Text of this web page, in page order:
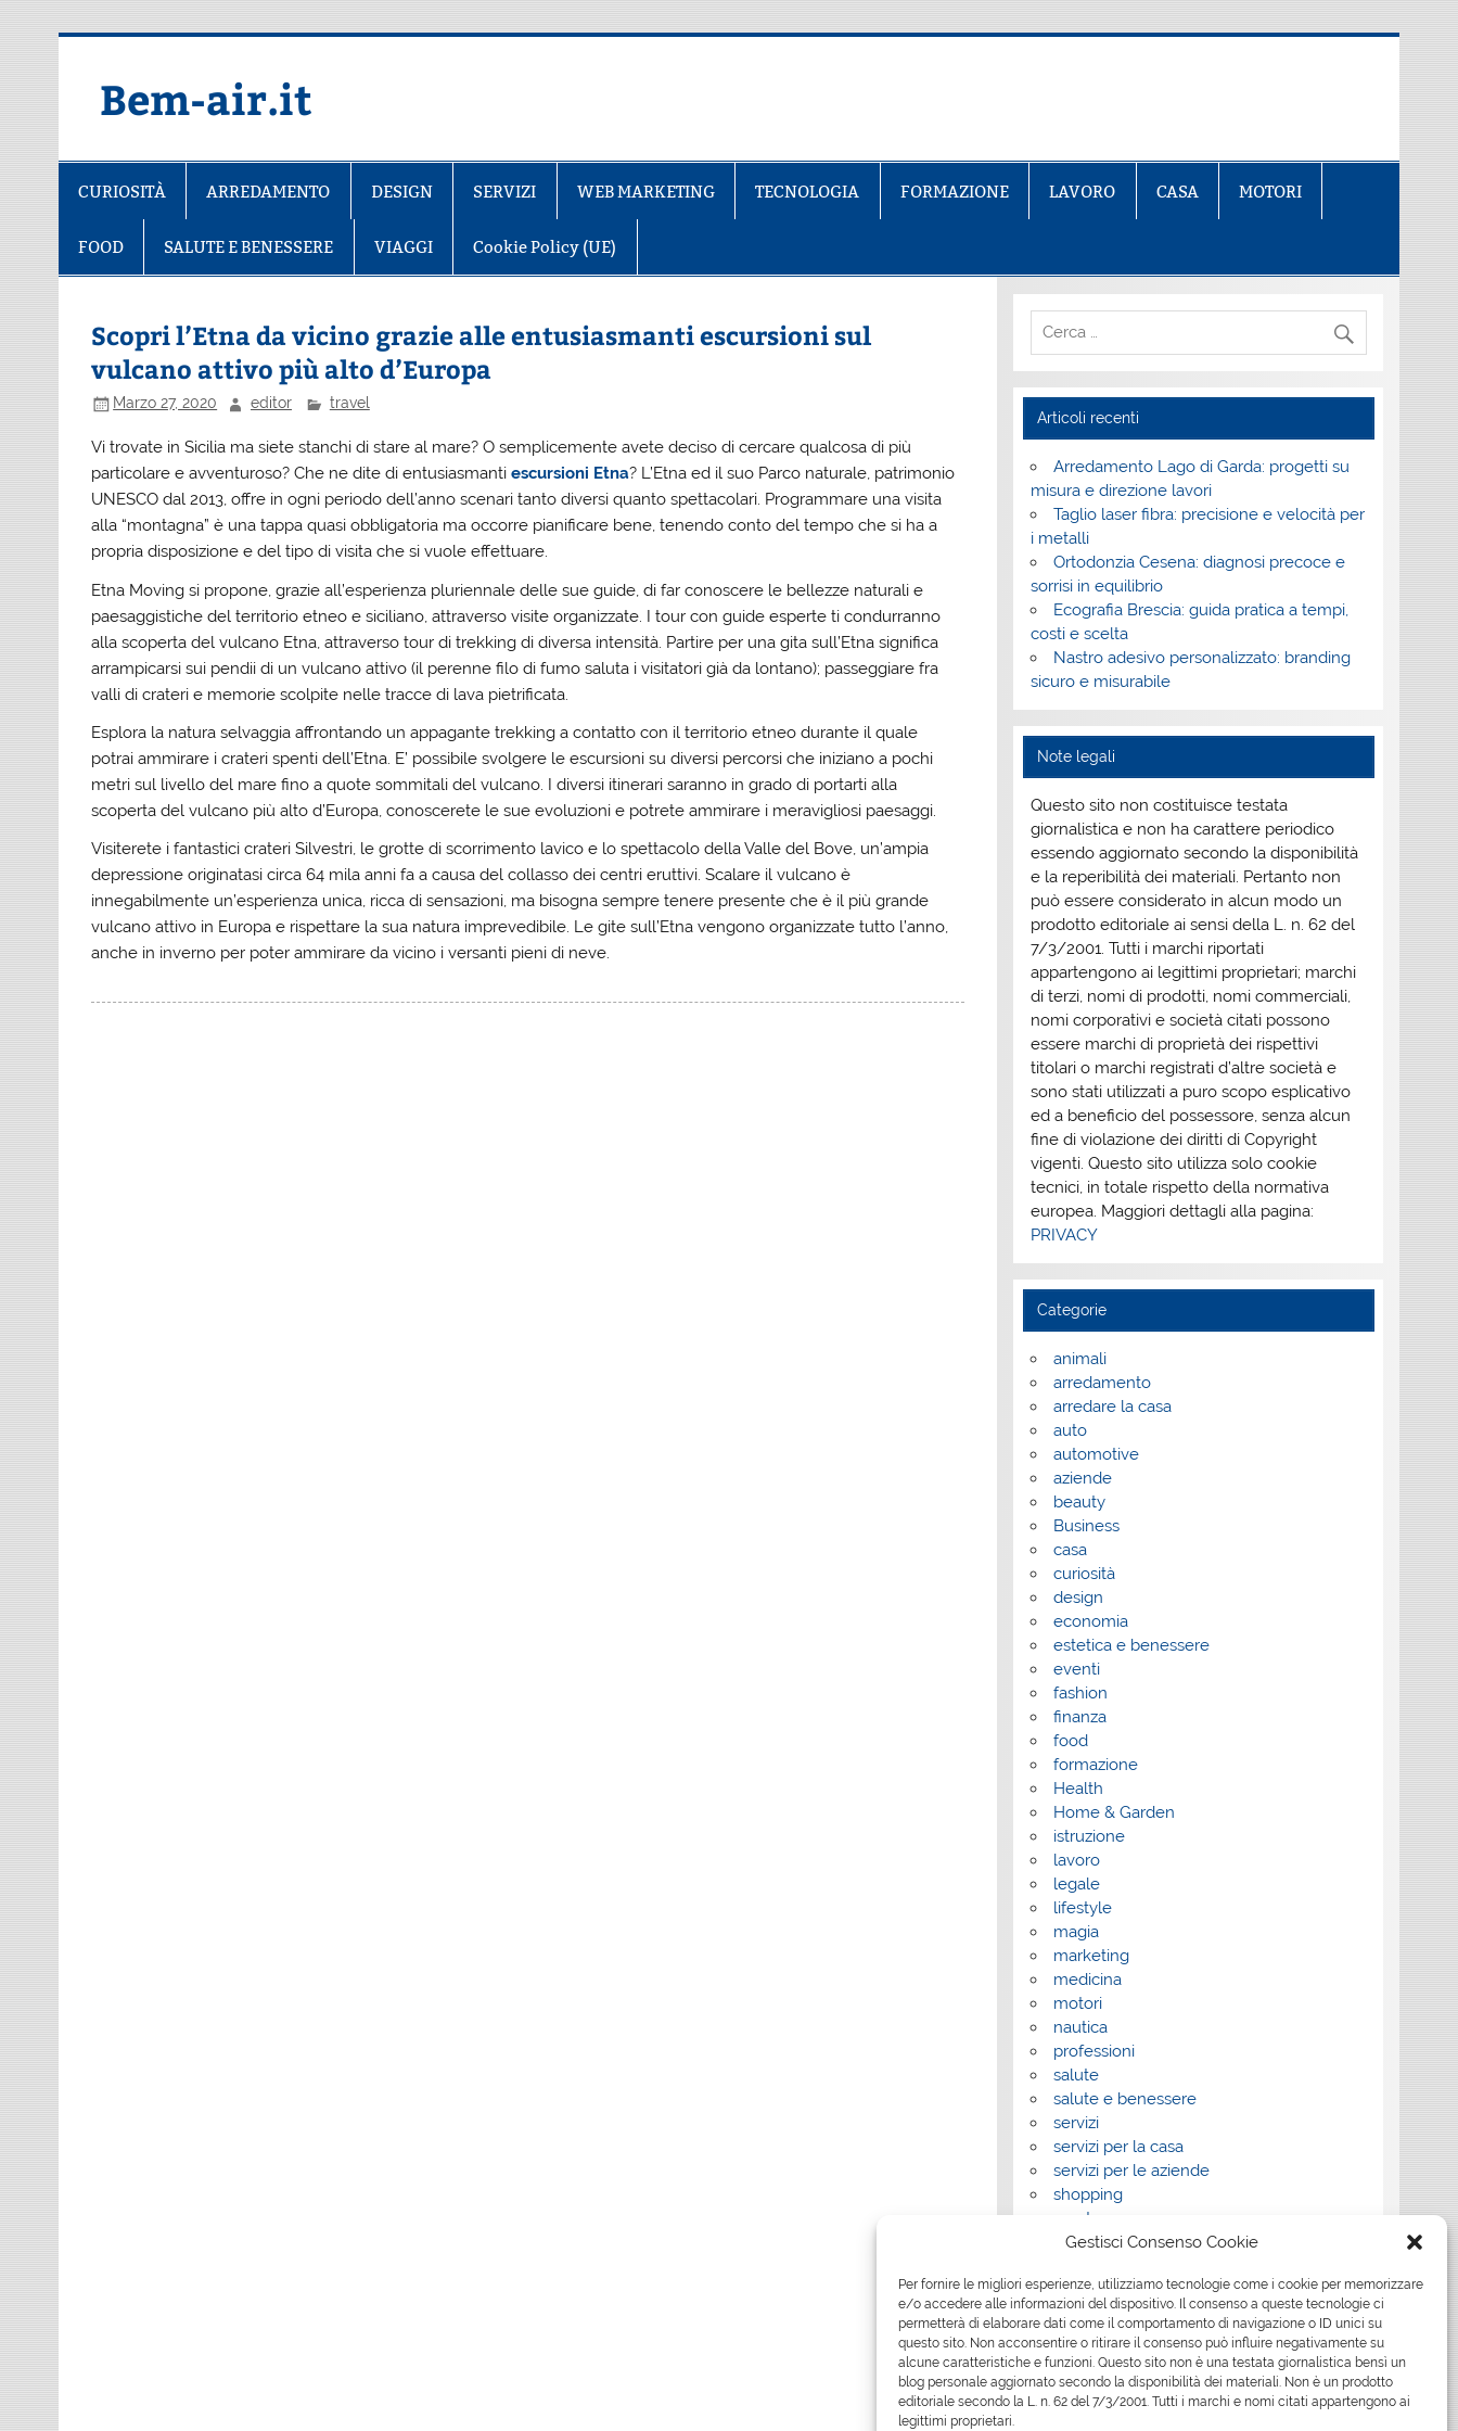
Gestisci Consenso Cookie
Per fornire le migliori esperienze, utilizziamo tecnologie come i cookie per memorizzare
e/o accedere alle informazioni del dispositivo. Il consenso a queste tecnologie ci
permetterà di elaborare dati come il comportamento di navigazione o ID unici su
questo sito. Non acconsentire o ritirare il consenso può influire negativamente su
alcune caratteristiche e funzioni. Questo sito non è una testata giornalistica bensì un
blog personale aggiornato secondo la disponibilità dei materiali. Non è un prodotto
editoriale secondo la L. n. 62 del 7/3/2001. Tutti i marchi e nomi citati appartengono ai
legittimi proprietari.
Bem-air.it
CURIOSITÀ ARREDAMENTO DESIGN SERVIZI WEB MARKETING TECNOLOGIA FORMAZIONE LAVORO CASA MOTORI
FOOD SALUTE E BENESSERE VIAGGI Cookie Policy (UE)
Scopri l’Etna da vicino grazie alle entusiasmanti escursioni sul
vulcano attivo più alto d’Europa
Marzo 27, 2020 editor travel
Vi trovate in Sicilia ma siete stanchi di stare al mare? O semplicemente avete deciso di cercare qualcosa di più
particolare e avventuroso? Che ne dite di entusiasmantiescursioni Etna? L’Etna ed il suo Parco naturale, patrimonio
UNESCO dal 2013, offre in ogni periodo dell’anno scenari tanto diversi quanto spettacolari. Programmare una visita
alla “montagna” è una tappa quasi obbligatoria ma occorre pianificare bene, tenendo conto del tempo che si ha a
propria disposizione e del tipo di visita che si vuole effettuare.
Etna Moving si propone, grazie all’esperienza pluriennale delle sue guide, di far conoscere le bellezze naturali e
paesaggistiche del territorio etneo e siciliano, attraverso visite organizzate. I tour con guide esperte ti condurranno
alla scoperta del vulcano Etna, attraverso tour di trekking di diversa intensità. Partire per una gita sull’Etna significa
arrampicarsi sui pendii di un vulcano attivo (il perenne filo di fumo saluta i visitatori già da lontano); passeggiare fra
valli di crateri e memorie scolpite nelle tracce di lava pietrificata.
Esplora la natura selvaggia affrontando un appagante trekking a contatto con il territorio etneo durante il quale
potrai ammirare i crateri spenti dell’Etna. E’ possibile svolgere le escursioni su diversi percorsi che iniziano a pochi
metri sul livello del mare fino a quote sommitali del vulcano. I diversi itinerari saranno in grado di portarti alla
scoperta del vulcano più alto d’Europa, conoscerete le sue evoluzioni e potrete ammirare i meravigliosi paesaggi.
Visiterete i fantastici crateri Silvestri, le grotte di scorrimento lavico e lo spettacolo della Valle del Bove, un’ampia
depressione originatasi circa 64 mila anni fa a causa del collasso dei centri eruttivi. Scalare il vulcano è
innegabilmente un’esperienza unica, ricca di sensazioni, ma bisogna sempre tenere presente che è il più grande
vulcano attivo in Europa e rispettare la sua natura imprevedibile. Le gite sull’Etna vengono organizzate tutto l’anno,
anche in inverno per poter ammirare da vicino i versanti pieni di neve.
Articoli recenti
Arredamento Lago di Garda: progetti su
misura e direzione lavori
Taglio laser fibra: precisione e velocità per
i metalli
Ortodonzia Cesena: diagnosi precoce e
sorrisi in equilibrio
Ecografia Brescia: guida pratica a tempi,
costi e scelta
Nastro adesivo personalizzato: branding
sicuro e misurabile
Note legali
Questo sito non costituisce testata
giornalistica e non ha carattere periodico
essendo aggiornato secondo la disponibilità
e la reperibilità dei materiali. Pertanto non
può essere considerato in alcun modo un
prodotto editoriale ai sensi della L. n. 62 del
7/3/2001. Tutti i marchi riportati
appartengono ai legittimi proprietari; marchi
di terzi, nomi di prodotti, nomi commerciali,
nomi corporativi e società citati possono
essere marchi di proprietà dei rispettivi
titolari o marchi registrati d’altre società e
sono stati utilizzati a puro scopo esplicativo
ed a beneficio del possessore, senza alcun
fine di violazione dei diritti di Copyright
vigenti. Questo sito utilizza solo cookie
tecnici, in totale rispetto della normativa
europea. Maggiori dettagli alla pagina:
PRIVACY
Categorie
animali
arredamento
arredare la casa
auto
automotive
aziende
beauty
Business
casa
curiosità
design
economia
estetica e benessere
eventi
fashion
finanza
food
formazione
Health
Home & Garden
istruzione
lavoro
legale
lifestyle
magia
marketing
medicina
motori
nautica
professioni
salute
salute e benessere
servizi
servizi per la casa
servizi per le aziende
shopping
sport
Tech
travel
Uncategorized
viaggi
web
web marketing
wedding